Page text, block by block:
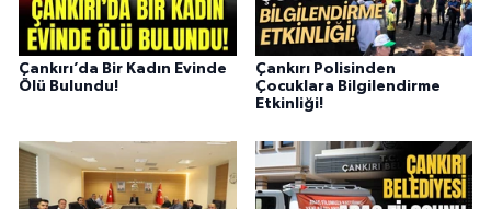
Çankırı’da Bir Kadın Evinde
Ölü Bulundu!
Çankırı Polisinden
Çocuklara Bilgilendirme
Etkinliği!